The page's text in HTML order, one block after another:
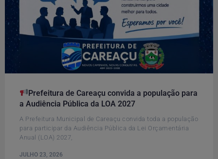
​Prefeitura de Careaçu convida a população para
a Audiência Pública da LOA 2027
A Prefeitura Municipal de Careaçu convida toda a população
para participar da Audiência Pública da Lei Orçamentária
Anual (LOA) 2027,
JULHO 23, 2026